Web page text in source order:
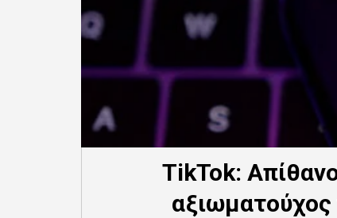
TikTok: